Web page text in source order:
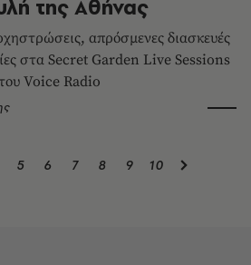
της Αθήνας
απρόσμενες διασκευές
στα Secret Garden Live Sessions
Voice Radio
5 6 7 8 9 10